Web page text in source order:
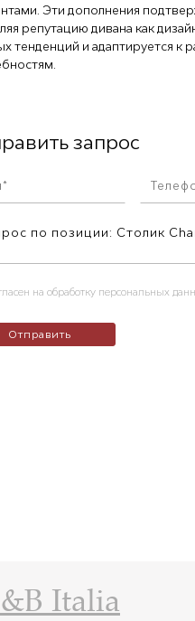
Эти дополнения
репутацию дивана как
тенденций и адаптируется к
запрос
на обработку персональных
Italia